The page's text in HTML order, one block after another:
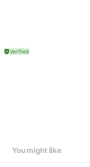
You might like